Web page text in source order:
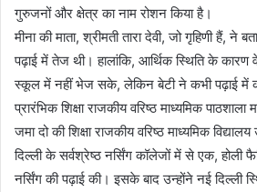
गुरुजनों और क्षेत्र का नाम रोशन किया है।
मीना की माता, श्रीमती तारा देवी, जो गृहिणी हैं, ने
पढ़ाई में तेज थी। हालांकि, आर्थिक स्थिति के
स्कूल में नहीं भेज सके, लेकिन बेटी ने कभी पढ़ाई में
प्रारंभिक शिक्षा राजकीय वरिष्ठ माध्यमिक
जमा दो की शिक्षा राजकीय वरिष्ठ माध्यमिक
दिल्ली के सर्वश्रेष्ठ नर्सिंग कॉलेजों में से एक,
नर्सिंग की पढ़ाई की। इसके बाद उन्होंने नई दिल्ली